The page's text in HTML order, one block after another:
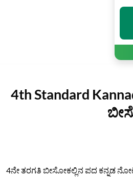
4th Standard
4ನೇ ತರಗತಿ ಬೀಸೋಕಲ್ಲಿನ ಪದ ಕನ್ನಡ ನೋಟ್ಸ್